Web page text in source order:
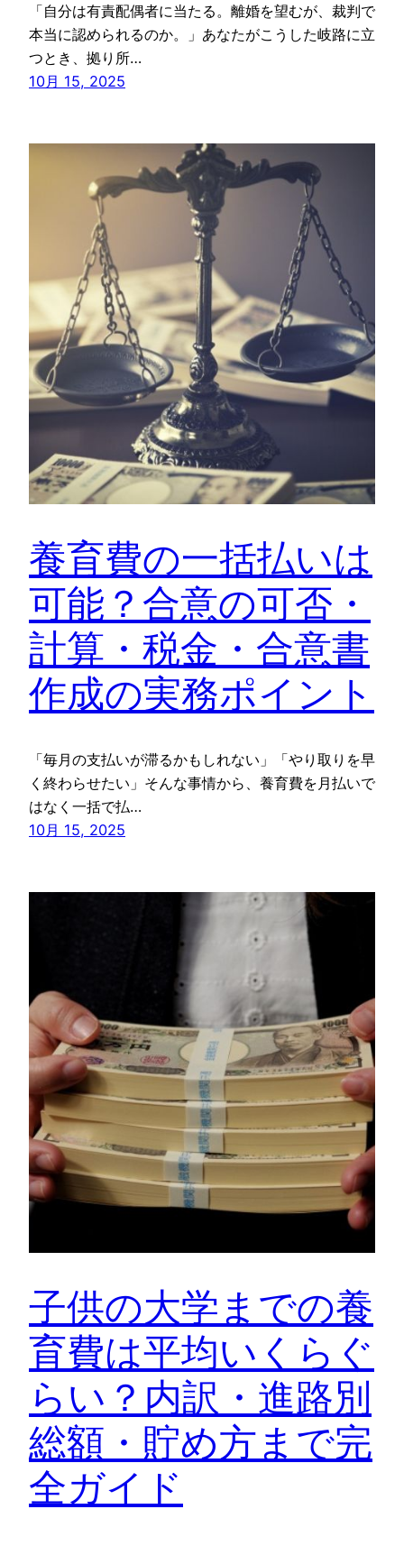
「自分は有責配偶者に当たる。離婚を望むが、裁判で
本当に認められるのか。」あなたがこうした岐路に立
つとき、拠り所…
10月 15, 2025
養育費の一括払いは
可能？合意の可否・
計算・税金・合意書
作成の実務ポイント
「毎月の支払いが滞るかもしれない」「やり取りを早
く終わらせたい」そんな事情から、養育費を月払いで
はなく一括で払…
10月 15, 2025
子供の大学までの養
育費は平均いくらぐ
らい？内訳・進路別
総額・貯め方まで完
全ガイド